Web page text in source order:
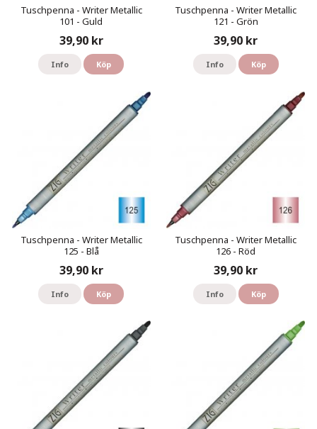
Tuschpenna - Writer Metallic
101 - Guld
39,90 kr
Info Köp
Tuschpenna - Writer Metallic
121 - Grön
39,90 kr
Info Köp
Tuschpenna - Writer Metallic
125 - Blå
39,90 kr
Info Köp
Tuschpenna - Writer Metallic
126 - Röd
39,90 kr
Info Köp